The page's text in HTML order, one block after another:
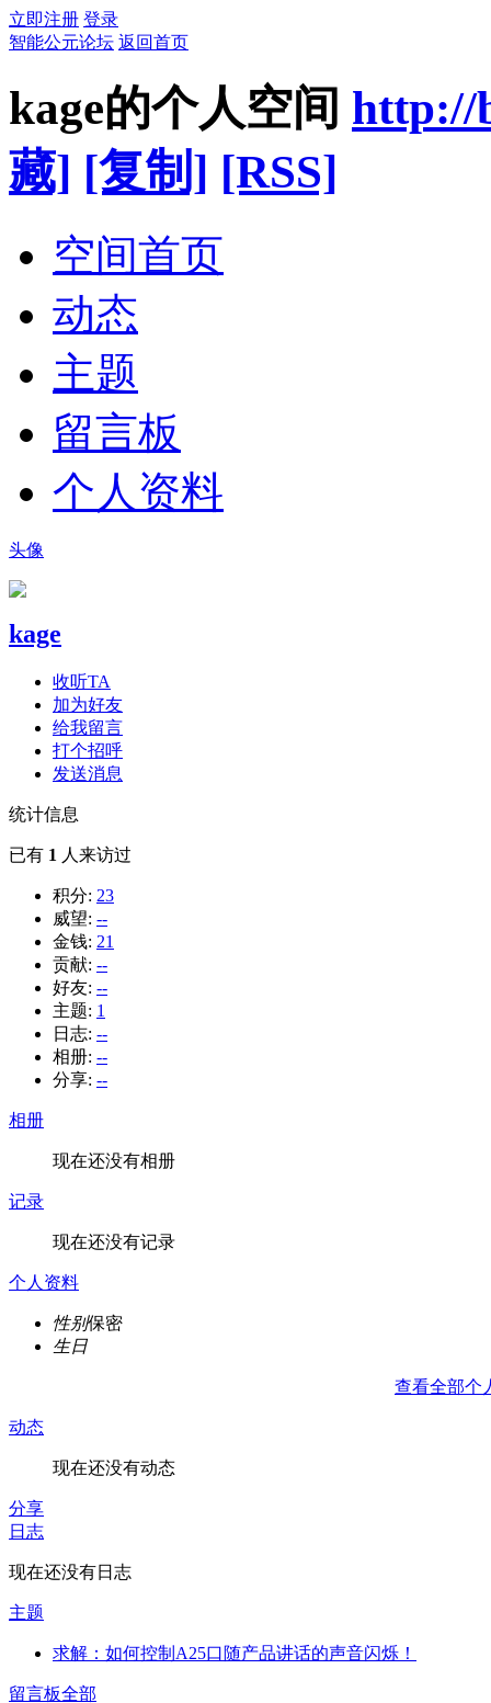
立即注册 登录
智能公元论坛 返回首页
kage的个人空间 http://
藏] [复制] [RSS]
空间首页
动态
主题
留言板
个人资料
头像
kage
收听TA
加为好友
给我留言
打个招呼
发送消息
统计信息
已有 1 人来访过
积分: 23
威望: --
金钱: 21
贡献: --
好友: --
主题: 1
日志: --
相册: --
分享: --
相册
现在还没有相册
记录
现在还没有记录
个人资料
性别保密
生日
查看全部个
动态
现在还没有动态
分享
日志
现在还没有日志
主题
求解：如何控制A25口随产品讲话的声音闪烁！
留言板全部